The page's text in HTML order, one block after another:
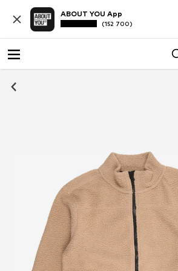
ABOUT YOU App
(152 700)